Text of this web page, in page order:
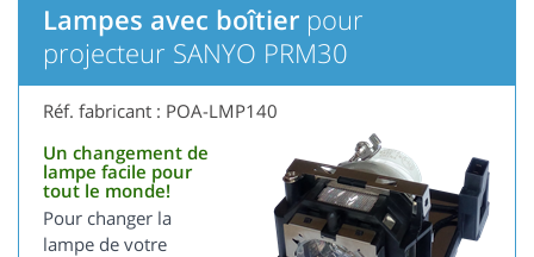
Lampes avec boîtier pour
projecteur SANYO PRM30
Réf. fabricant : POA-LMP140
Un changement de
lampe facile pour
tout le monde!
Pour changer la
lampe de votre